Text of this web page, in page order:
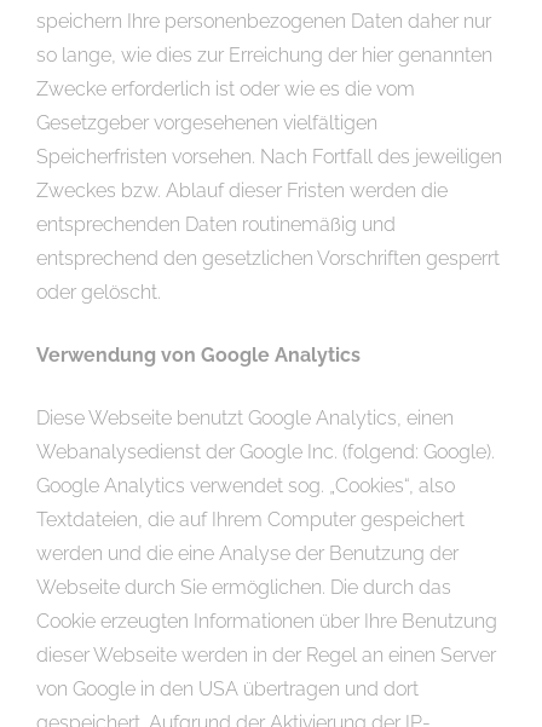
speichern Ihre personenbezogenen Daten daher nur
so lange, wie dies zur Erreichung der hier genannten
Zwecke erforderlich ist oder wie es die vom
Gesetzgeber vorgesehenen vielfältigen
Speicherfristen vorsehen. Nach Fortfall des jeweiligen
Zweckes bzw. Ablauf dieser Fristen werden die
entsprechenden Daten routinemäßig und
entsprechend den gesetzlichen Vorschriften gesperrt
oder gelöscht.
Verwendung von Google Analytics
Diese Webseite benutzt Google Analytics, einen
Webanalysedienst der Google Inc. (folgend: Google).
Google Analytics verwendet sog. „Cookies“, also
Textdateien, die auf Ihrem Computer gespeichert
werden und die eine Analyse der Benutzung der
Webseite durch Sie ermöglichen. Die durch das
Cookie erzeugten Informationen über Ihre Benutzung
dieser Webseite werden in der Regel an einen Server
von Google in den USA übertragen und dort
gespeichert. Aufgrund der Aktivierung der IP-